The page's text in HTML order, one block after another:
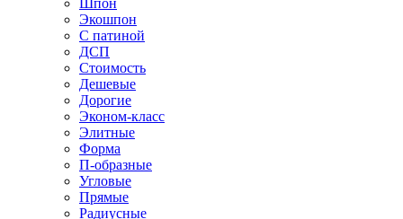
Шпон
Экошпон
С патиной
ДСП
Стоимость
Дешевые
Дорогие
Эконом-класс
Элитные
Форма
П-образные
Угловые
Прямые
Радиусные